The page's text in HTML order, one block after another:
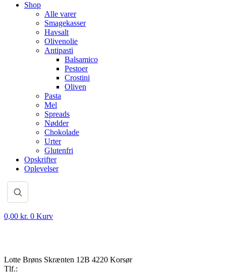
Shop
Alle varer
Smagekasser
Havsalt
Olivenolie
Antipasti
Balsamico
Pestoer
Crostini
Oliven
Pasta
Mel
Spreads
Nødder
Chokolade
Urter
Glutenfri
Opskrifter
Oplevelser
0,00 kr. 0 Kurv
Lotte Brøns Skrænten 12B 4220 Korsør
Tlf.: